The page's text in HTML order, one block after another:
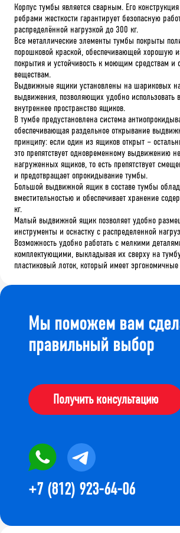
Корпус тумбы является сварным. Его
ребрами жесткости гарантирует безопасную
распределённой нагрузкой до 300 кг.
Все металлические элементы тумбы покрыты
порошковой краской, обеспечивающей хорошую
покрытия и устойчивость к моющим средствам и
веществам.
Выдвижные ящики установлены на шариковых
выдвижения, позволяющих удобно использовать
внутреннее пространство ящиков.
В тумбе предустановлена система
обеспечивающая раздельное открывание
принципу: если один из ящиков открыт –
это препятствует одновременному выдвижению
нагруженных ящиков, то есть препятствует
и предотвращает опрокидывание тумбы.
Большой выдвижной ящик в составе тумбы
вместительностью и обеспечивает хранение
кг.
Малый выдвижной ящик позволяет удобно
инструменты и оснастку с распределенной
Возможность удобно работать с мелкими
комплектующими, выкладывая их сверху на
пластиковый лоток, который имеет
Мы поможем вам
правильный выбор
Получить консультацию
+7 (812) 923-64-06